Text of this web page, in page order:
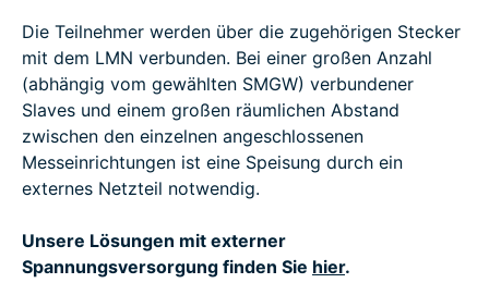
Die Teilnehmer werden über die zugehörigen Stecker
mit dem LMN verbunden. Bei einer großen Anzahl
(abhängig vom gewählten SMGW) verbundener
Slaves und einem großen räumlichen Abstand
zwischen den einzelnen angeschlossenen
Messeinrichtungen ist eine Speisung durch ein
externes Netzteil notwendig.
Unsere Lösungen mit externer
Spannungsversorgung finden Sie hier.